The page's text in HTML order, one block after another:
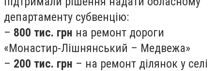
департаменту субвенцію:
– 800 тис. грн на ремонт дороги
«Монастир-Лішнянський – Медвежа»
– 200 тис. грн – на ремонт ділянок у селі